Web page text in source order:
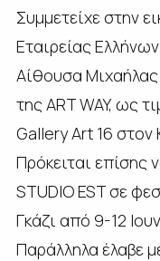
Συμμετείχε στην
Εταιρείας
Αίθουσα
της ART WAY, ως
Gallery Art 16 στον
Πρόκειται επίσης
STUDIO EST σε
Γκάζι από 9-12
Παράλληλα έλαβε